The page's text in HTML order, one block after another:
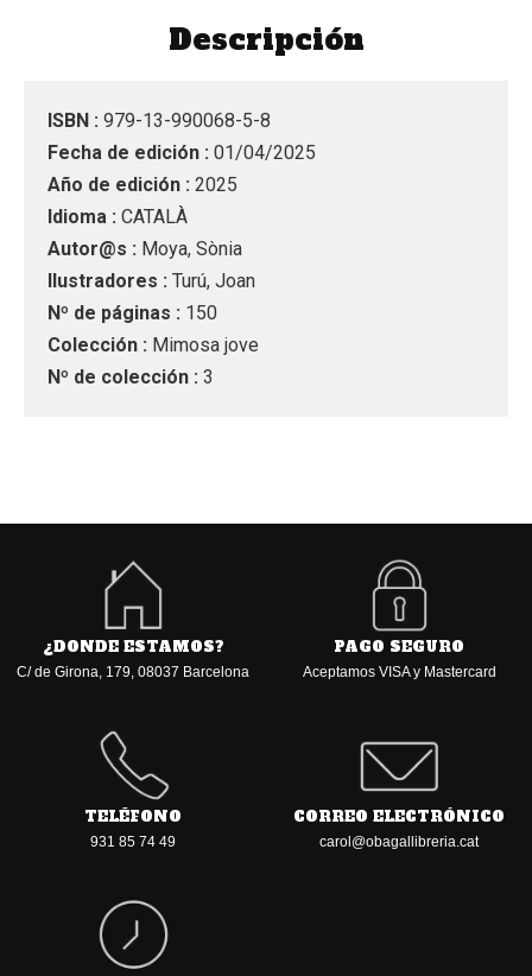
Descripción
ISBN : 979-13-990068-5-8
Fecha de edición : 01/04/2025
Año de edición : 2025
Idioma : CATALÀ
Autor@s : Moya, Sònia
Ilustradores : Turú, Joan
Nº de páginas : 150
Colección : Mimosa jove
Nº de colección : 3
¿DONDE ESTAMOS?
C/ de Girona, 179, 08037 Barcelona
PAGO SEGURO
Aceptamos VISA y Mastercard
TELÉFONO
931 85 74 49
CORREO ELECTRÓNICO
carol@obagallibreria.cat